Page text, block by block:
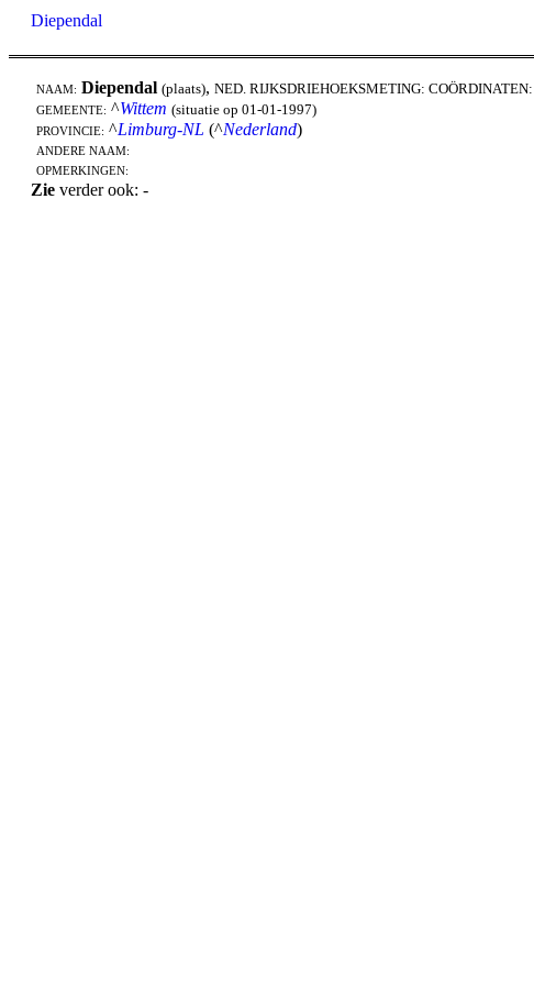
Diependal
NAAM: Diependal (plaats), NED. RIJKSDRIEHOEKSMETING: COÖRDINATEN:
GEMEENTE: ^Wittem (situatie op 01-01-1997)
PROVINCIE: ^Limburg-NL (^Nederland)
ANDERE NAAM:
OPMERKINGEN:
Zie verder ook: -